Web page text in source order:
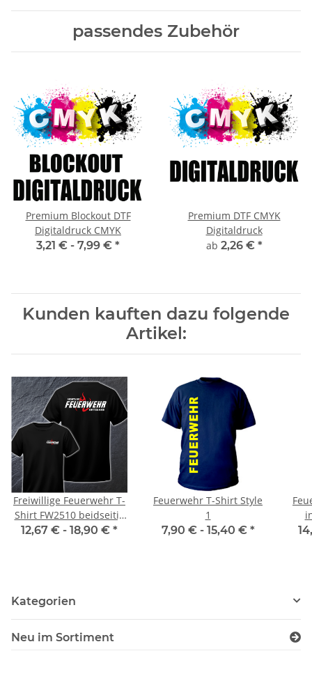
passendes Zubehör
Premium Blockout DTF
Digitaldruck CMYK
3,21 € - 7,99 € *
Premium DTF CMYK
Digitaldruck
ab 2,26 € *
Kunden kauften dazu folgende
Artikel:
Freiwillige Feuerwehr T-
Shirt FW2510 beidseitig
Wunschstadt -
12,67 € - 18,90 € *
Feuerwehr T-Shirt Style
1
7,90 € - 15,40 € *
Kategorien
Neu im Sortiment